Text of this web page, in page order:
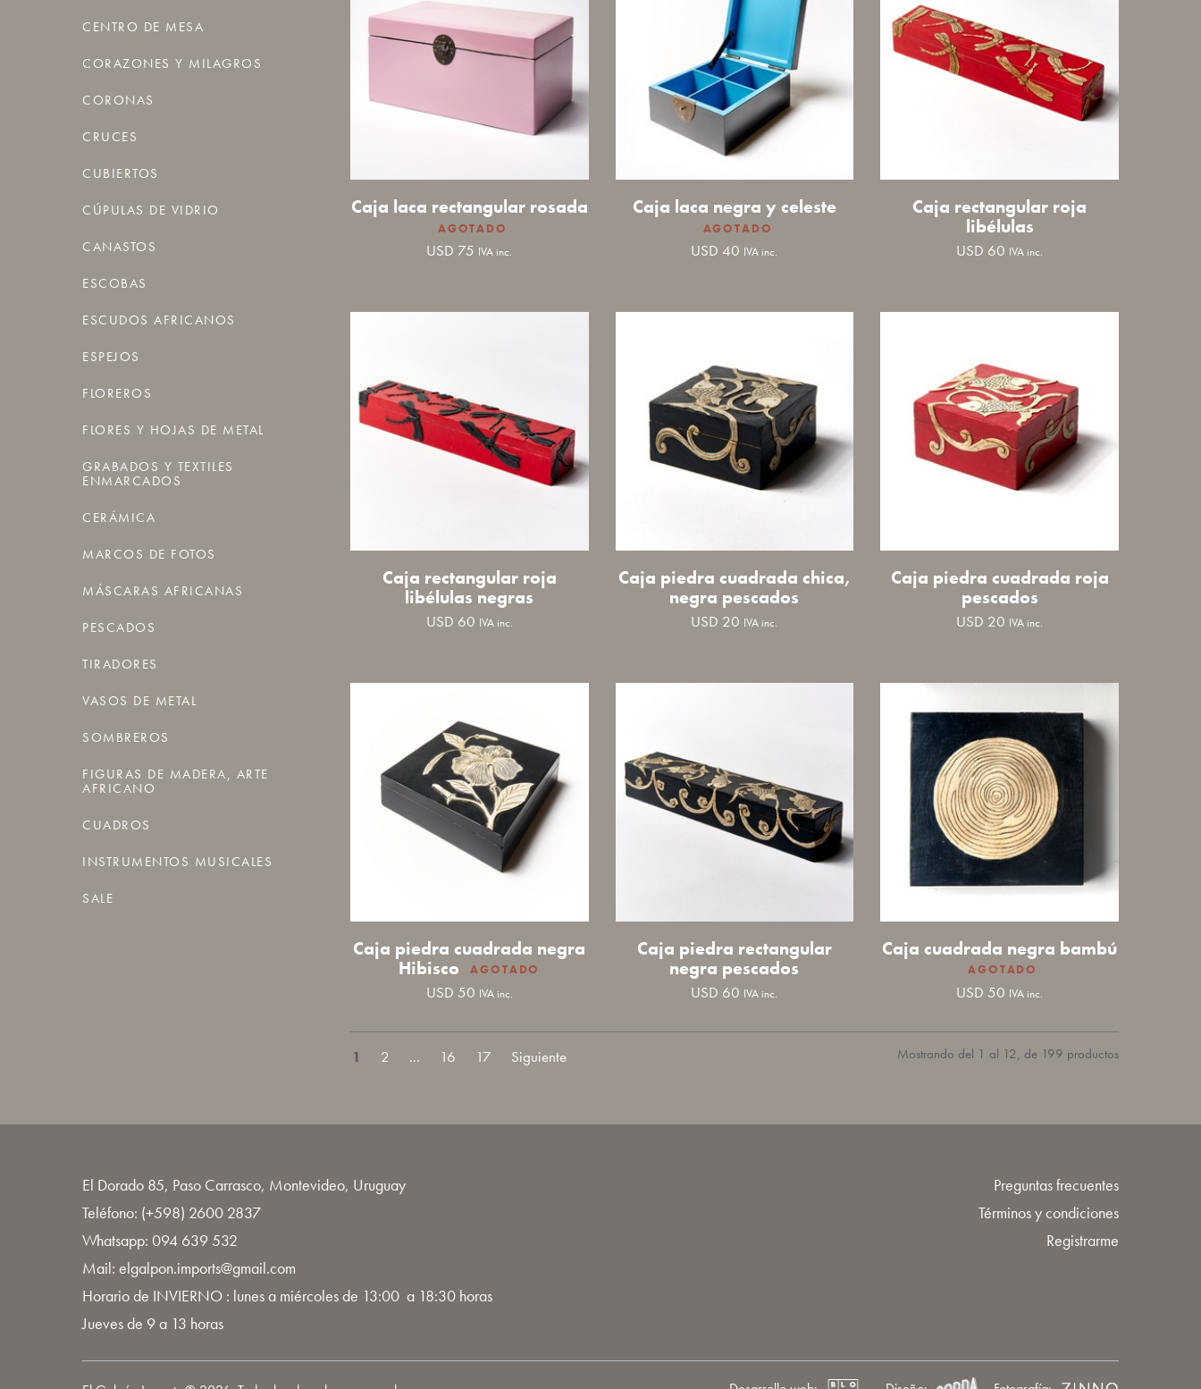
CENTRO DE MESA
CORAZONES Y MILAGROS
CORONAS
CRUCES
CUBIERTOS
CÚPULAS DE VIDRIO
CANASTOS
ESCOBAS
ESCUDOS AFRICANOS
ESPEJOS
FLOREROS
FLORES Y HOJAS DE METAL
GRABADOS Y TEXTILES
ENMARCADOS
CERÁMICA
MARCOS DE FOTOS
MÁSCARAS AFRICANAS
PESCADOS
TIRADORES
VASOS DE METAL
SOMBREROS
FIGURAS DE MADERA, ARTE
AFRICANO
CUADROS
INSTRUMENTOS MUSICALES
SALE
Caja laca rectangular rosada
USD 75 IVA inc.
Caja laca negra y celeste
USD40 IVA inc.
Caja rectangular roja
libélulas
USD 60 IVA inc.
Caja rectangular roja
libélulas negras
USD 60 IVA inc.
Caja piedra cuadrada chica,
negra pescados
USD 20 IVA inc.
Caja piedra cuadrada roja
pescados
USD 20 IVA inc.
Caja piedra cuadrada negra
Hibisco
USD 50 IVA inc.
Caja piedra rectangular
negra pescados
USD 60 IVA inc.
Caja cuadrada negra bambú
USD 50 IVA inc.
1 2 ... 16 17 Mostrando del 1 al 12, de 199 productos
El Dorado 85, Paso Carrasco, Montevideo, Uruguay
Teléfono: (+598) 2600 2837
Whatsapp: 094 639 532
Mail: elgalpon.imports@gmail.com
Horario de INVIERNO : lunes a miércoles de 13:00 a 18:30 horas
Jueves de 9 a 13 horas
Preguntas frecuentes
Términos y condiciones
Registrarme